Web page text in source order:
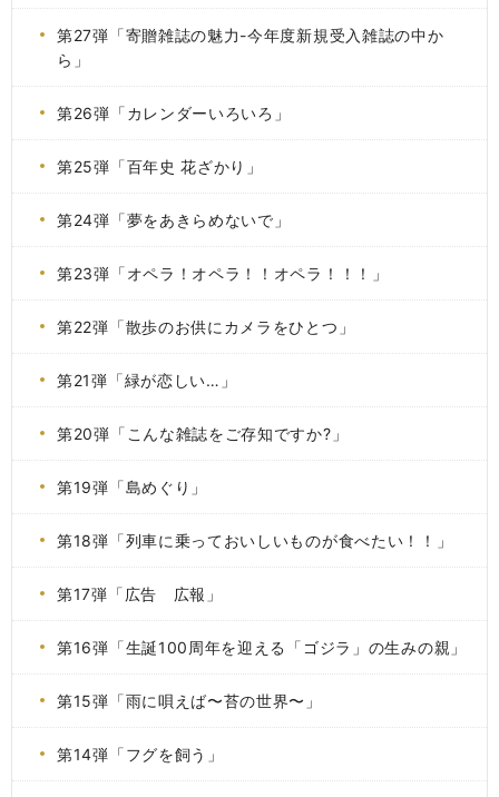
第27弾「寄贈雑誌の魅力-今年度新規受入雑誌の中か
ら」
第26弾「カレンダーいろいろ」
第25弾「百年史 花ざかり」
第24弾「夢をあきらめないで」
第23弾「オペラ！オペラ！！オペラ！！！」
第22弾「散歩のお供にカメラをひとつ」
第21弾「緑が恋しい…」
第20弾「こんな雑誌をご存知ですか?」
第19弾「島めぐり」
第18弾「列車に乗っておいしいものが食べたい！！」
第17弾「広告 広報」
第16弾「生誕100周年を迎える「ゴジラ」の生みの親」
第15弾「雨に唄えば〜苔の世界〜」
第14弾「フグを飼う」